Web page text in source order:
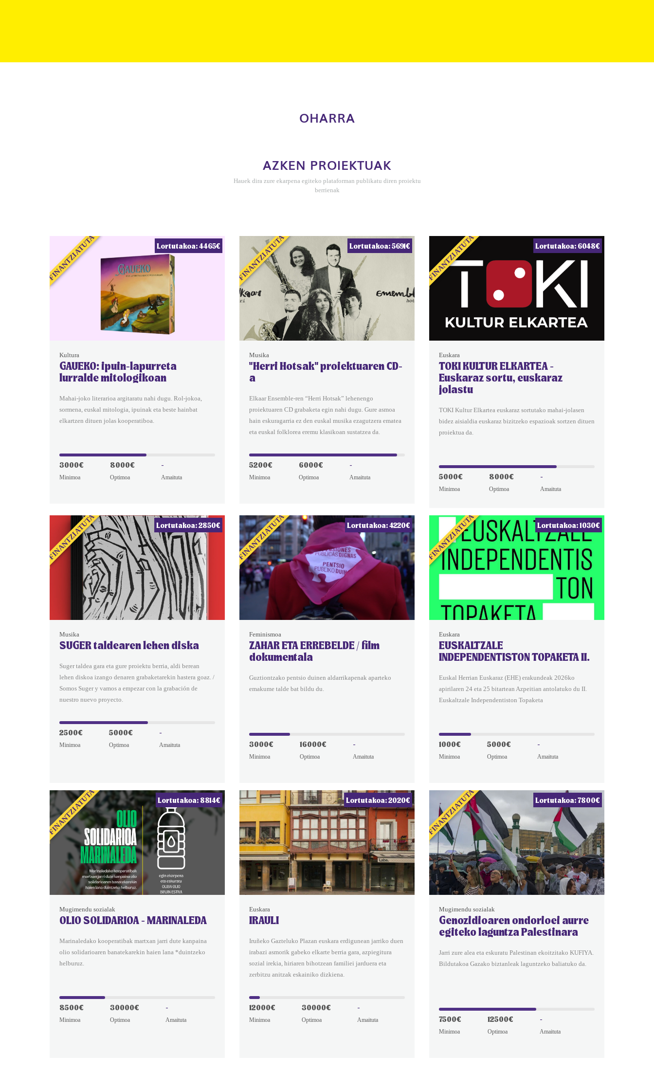
OHARRA
AZKEN PROIEKTUAK
Hauek dira zure ekarpena egiteko plataforman publikatu diren proiektu
berrienak
FINANTZIATUTA Lortutakoa: 4465€
Kultura
GAUEKO: ipuin-lapurreta
lurralde mitologikoan
Mahai-joko literarioa argitaratu nahi dugu. Rol-jokoa,
sormena, euskal mitologia, ipuinak eta beste hainbat
elkartzen dituen jolas kooperatiboa.
3000€
Minimoa
8000€
Optimoa
-
Amaituta
FINANTZIATUTA Lortutakoa: 5691€
Musika
"Herri Hotsak" proiektuaren CD-
a
Elkaar Ensemble-ren “Herri Hotsak” lehenengo
proiektuaren CD grabaketa egin nahi dugu. Gure asmoa
hain eskuragarria ez den euskal musika ezagutzera ematea
eta euskal folklorea eremu klasikoan sustatzea da.
5200€
Minimoa
6000€
Optimoa
-
Amaituta
FINANTZIATUTA Lortutakoa: 6048€
Euskara
TOKI KULTUR ELKARTEA -
Euskaraz sortu, euskaraz
jolastu
TOKI Kultur Elkartea euskaraz sortutako mahai-jolasen
bidez aisialdia euskaraz bizitzeko espazioak sortzen dituen
proiektua da.
5000€
Minimoa
8000€
Optimoa
-
Amaituta
FINANTZIATUTA Lortutakoa: 2850€
Musika
SUGER taldearen lehen diska
Suger taldea gara eta gure proiektu berria, aldi berean
lehen diskoa izango denaren grabaketarekin hastera goaz. /
Somos Suger y vamos a empezar con la grabación de
nuestro nuevo proyecto.
2500€
Minimoa
5000€
Optimoa
-
Amaituta
FINANTZIATUTA Lortutakoa: 4220€
Feminismoa
ZAHAR ETA ERREBELDE / film
dokumentala
Guztiontzako pentsio duinen aldarrikapenak aparteko
emakume talde bat bildu du.
3000€
Minimoa
16000€
Optimoa
-
Amaituta
FINANTZIATUTA Lortutakoa: 1030€
Euskara
EUSKALTZALE
INDEPENDENTISTON TOPAKETA II.
Euskal Herrian Euskaraz (EHE) erakundeak 2026ko
apirilaren 24 eta 25 bitartean Azpeitian antolatuko du II.
Euskaltzale Independentiston Topaketa
1000€
Minimoa
5000€
Optimoa
-
Amaituta
FINANTZIATUTA Lortutakoa: 8814€
Mugimendu sozialak
OLIO SOLIDARIOA - MARINALEDA
Marinaledako kooperatibak martxan jarri dute kanpaina
olio solidarioaren banatekarekin haien lana *duintzeko
helburuz.
8500€
Minimoa
30000€
Optimoa
-
Amaituta
Lortutakoa: 2020€
Euskara
IRAULI
Iruñeko Gazteluko Plazan euskara erdigunean jarriko duen
irabazi asmorik gabeko elkarte berria gara, azpiegitura
sozial irekia, hiriaren bihotzean familiei jarduera eta
zerbitzu anitzak eskainiko dizkiena.
12000€
Minimoa
30000€
Optimoa
-
Amaituta
FINANTZIATUTA Lortutakoa: 7800€
Mugimendu sozialak
Genozidioaren ondorioei aurre
egiteko laguntza Palestinara
Jarri zure alea eta eskuratu Palestinan ekoitzitako KUFIYA.
Bildutakoa Gazako biztanleak laguntzeko baliatuko da.
7500€
Minimoa
12500€
Optimoa
-
Amaituta